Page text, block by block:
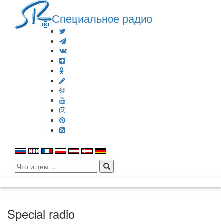
Специальное радио
Search
for:
Special radio